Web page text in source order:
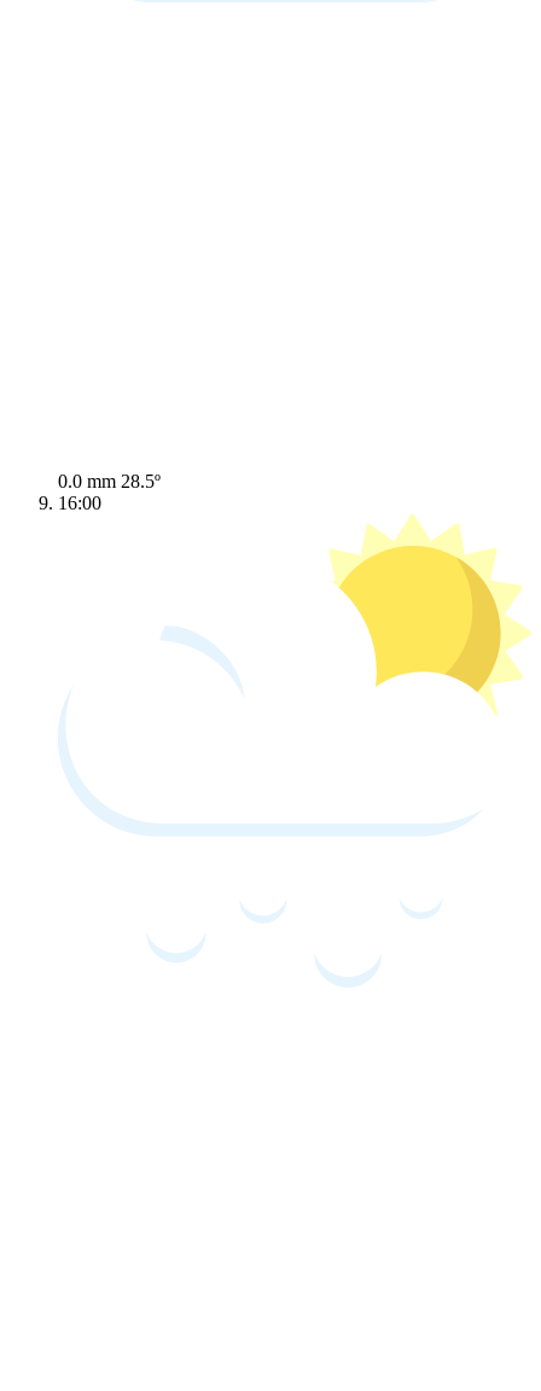
0.0 mm 28.5º
16:00